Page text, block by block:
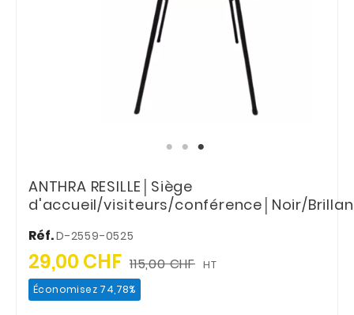
ANTHRA RESILLE│Siège
d'accueil/visiteurs/conférence│Noir/
Réf.D-2559-0525
29,00 CHF 115,00 CHF HT
Économisez 74,78%